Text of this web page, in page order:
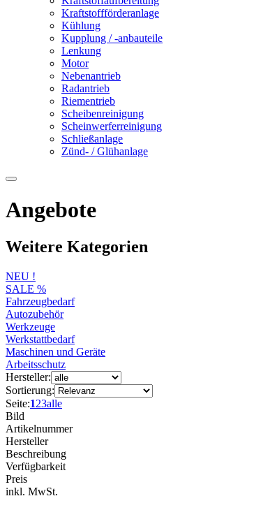
Kraftstoffförderanlage
Kühlung
Kupplung / -anbauteile
Lenkung
Motor
Nebenantrieb
Radantrieb
Riementrieb
Scheibenreinigung
Scheinwerferreinigung
Schließanlage
Zünd- / Glühanlage
Angebote
Weitere Kategorien
NEU !
SALE %
Fahrzeugbedarf
Autozubehör
Werkzeuge
Werkstattbedarf
Maschinen und Geräte
Arbeitsschutz
Hersteller:
Sortierung:
Seite:123alle
Bild
Artikelnummer
Hersteller
Beschreibung
Verfügbarkeit
Preis
inkl. MwSt.